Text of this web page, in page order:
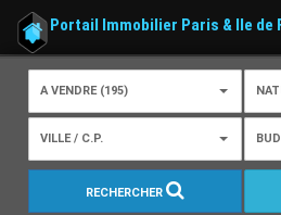
Portail Immobilier Paris & Ile de
A VENDRE (195)
VILLE / C.P.
RECHERCHER